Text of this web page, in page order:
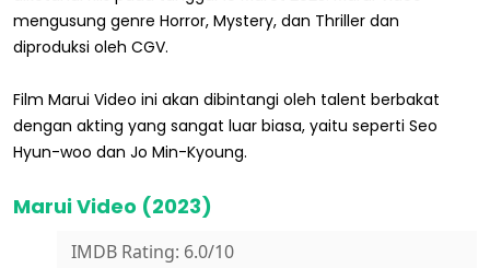
mengusung genre Horror, Mystery, dan Thriller dan
diproduksi oleh CGV.
Film Marui Video ini akan dibintangi oleh talent berbakat
dengan akting yang sangat luar biasa, yaitu seperti Seo
Hyun-woo dan Jo Min-Kyoung.
Marui Video (2023)
IMDB Rating: 6.0/10